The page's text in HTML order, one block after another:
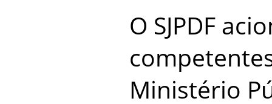
O SJPDF
Ministério